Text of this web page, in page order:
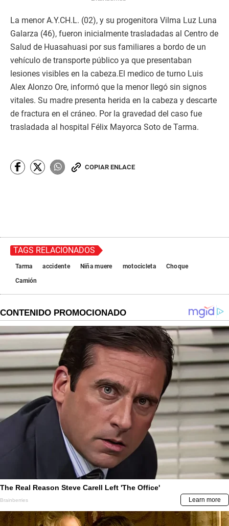
La menor A.Y.CH.L. (02), y su progenitora Vilma Luz Luna
Galarza (46), fueron inicialmente trasladadas al Centro de
Salud de Huasahuasi por sus familiares a bordo de un
vehículo de transporte público ya que presentaban
lesiones visibles en la cabeza.El medico de turno Luis
Alex Alonzo Ore, informó que la menor llegó sin signos
vitales. Su madre presenta herida en la cabeza y descarte
de fractura en el cráneo. Por la gravedad del caso fue
trasladada al hospital Félix Mayorca Soto de Tarma.
COPIAR ENLACE
TAGS RELACIONADOS
Tarma accidente Niña muere motocicleta
Choque
Camión